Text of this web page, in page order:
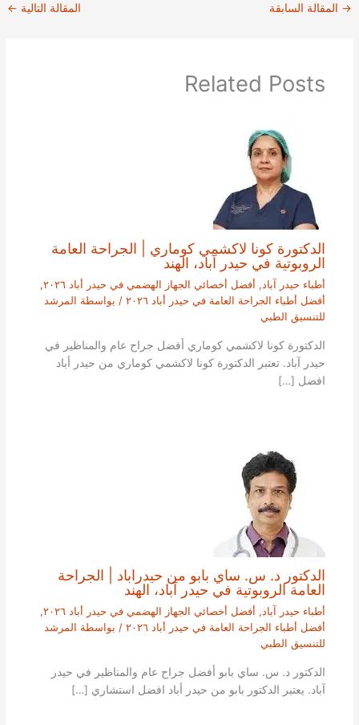
→ المقالة السابقة المقالة التالية ←
Related Posts
الدكتورة كونا لاكشمي كوماري | الجراحة العامة
الروبوتية في حيدر آباد، الهند
أطباء حيدر آباد , أفضل أخصائي الجهاز الهضمي في حيدر أباد ٢٠٢٦
,
أفضل أطباء الجراحة العامة في حيدر أباد ٢٠٢٦
/ بواسطة المرشد
للتنسيق الطبي
الدكتورة كونا لاكشمي كوماري أفضل جراح عام والمناظير في
حيدر آباد. تعتبر الدكتورة كونا لاكشمي كوماري من حيدر أباد
افضل […]
الدكتور د. س. ساي بابو من حيدراباد | الجراحة
العامة الروبوتية في حيدر آباد، الهند
أطباء حيدر آباد, أفضل أخصائي الجهاز الهضمي في حيدر أباد ٢٠٢٦
,
أفضل أطباء الجراحة العامة في حيدر أباد ٢٠٢٦
/ بواسطة المرشد
للتنسيق الطبي
الدكتور د. س. ساي بابو أفضل جراح عام والمناظير في حيدر
آباد. يعتبر الدكتور بابو من حيدر أباد افضل استشاري […]